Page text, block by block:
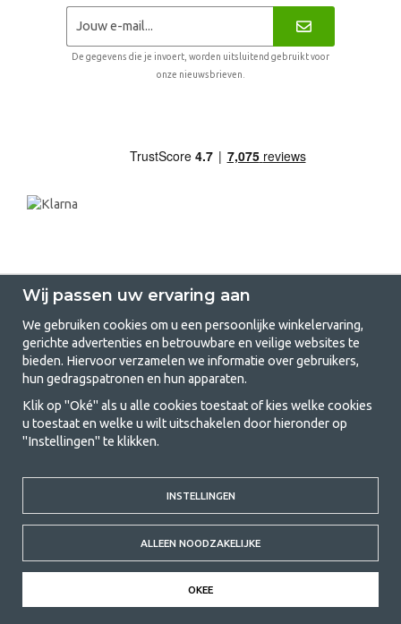
De gegevens die je invoert, worden uitsluitend gebruikt voor
onze nieuwsbrieven.
GetCamping.nl - Jouw winkel voor
kamperen en buitenleven
Kamperen kan een levensstijl zijn of een manier om het gezin samen te
brengen voor een gezamenlijk avontuur. Welke categorie je ook kiest,
bij ons vind je alles wat je nodig hebt aan kampeeraccessoires. Wij
bieden wij zeer scherpe prijzen voor familietenten, caravanluifels en alle
andere uitrusting voor kamperen en buitenleven. Ons doel is om in elke
prijsklasse de beste kampeeruitrusting te leveren wat betreft kwaliteit
en functionaliteit. Neem gerust contact met ons op als je iets mist of
meer wilt weten.
© 2020 GetCamping. All rights reserved.
Wij passen uw ervaring aan
We gebruiken cookies om u een persoonlijke winkelervaring,
gerichte advertenties en betrouwbare en veilige websites te
bieden. Hiervoor verzamelen we informatie over gebruikers,
hun gedragspatronen en hun apparaten.
Klik op "Oké" als u alle cookies toestaat of kies welke cookies
u toestaat en welke u wilt uitschakelen door hieronder op
"Instellingen" te klikken.
INSTELLINGEN
ALLEEN NOODZAKELIJKE
OKEE